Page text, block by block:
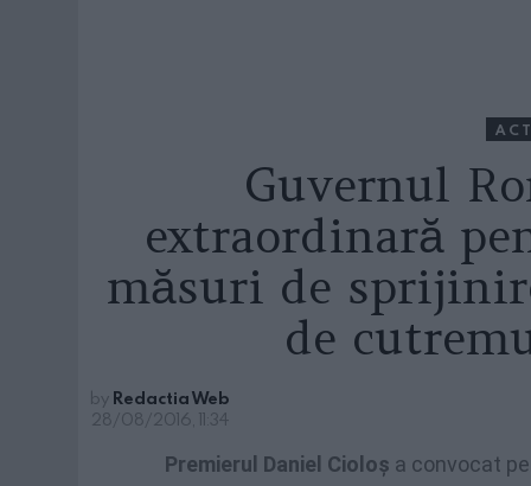
Guvernul
extraordinară
măsuri de
de
by Redactia Web
28/08/2016, 11:34
Premierul Daniel Cioloș a convocat